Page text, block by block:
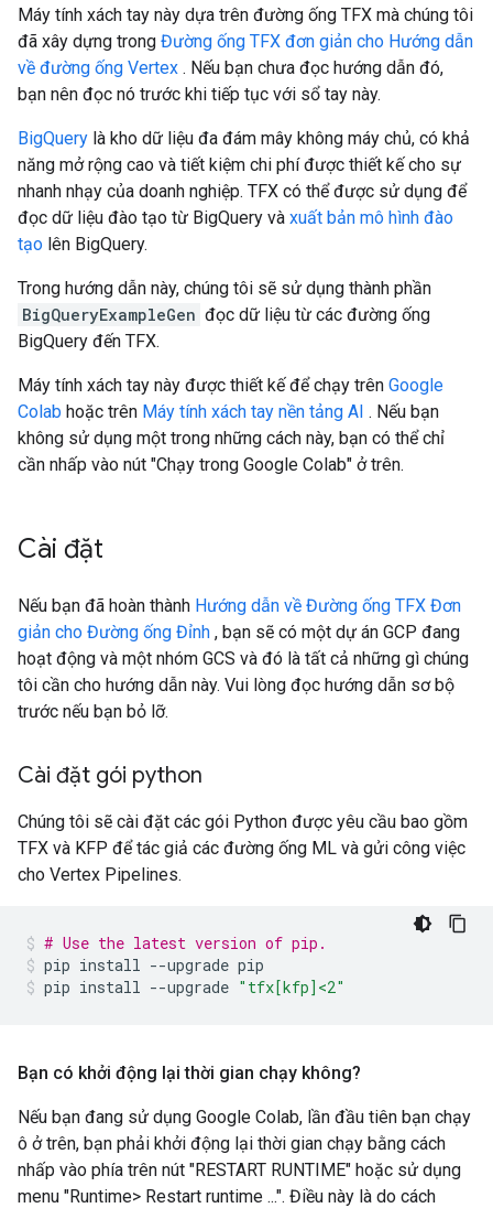
Máy tính xách tay này dựa trên đường ống TFX mà chúng tôi
đã xây dựng trong Đường ống TFX đơn giản cho Hướng dẫn
về đường ống Vertex . Nếu bạn chưa đọc hướng dẫn đó,
bạn nên đọc nó trước khi tiếp tục với sổ tay này.
BigQuery là kho dữ liệu đa đám mây không máy chủ, có khả
năng mở rộng cao và tiết kiệm chi phí được thiết kế cho sự
nhanh nhạy của doanh nghiệp. TFX có thể được sử dụng để
đọc dữ liệu đào tạo từ BigQuery và xuất bản mô hình đào
tạo lên BigQuery.
Trong hướng dẫn này, chúng tôi sẽ sử dụng thành phần
BigQueryExampleGen đọc dữ liệu từ các đường ống
BigQuery đến TFX.
Máy tính xách tay này được thiết kế để chạy trên Google
Colab hoặc trên Máy tính xách tay nền tảng AI . Nếu bạn
không sử dụng một trong những cách này, bạn có thể chỉ
cần nhấp vào nút "Chạy trong Google Colab" ở trên.
Cài đặt
Nếu bạn đã hoàn thành Hướng dẫn về Đường ống TFX Đơn
giản cho Đường ống Đỉnh , bạn sẽ có một dự án GCP đang
hoạt động và một nhóm GCS và đó là tất cả những gì chúng
tôi cần cho hướng dẫn này. Vui lòng đọc hướng dẫn sơ bộ
trước nếu bạn bỏ lỡ.
Cài đặt gói python
Chúng tôi sẽ cài đặt các gói Python được yêu cầu bao gồm
TFX và KFP để tác giả các đường ống ML và gửi công việc
cho Vertex Pipelines.
# Use the latest version of pip.
pip install --upgrade pip
pip install --upgrade "tfx[kfp]<2"
Bạn có khởi động lại thời gian chạy không?
Nếu bạn đang sử dụng Google Colab, lần đầu tiên bạn chạy
ô ở trên, bạn phải khởi động lại thời gian chạy bằng cách
nhấp vào phía trên nút "RESTART RUNTIME" hoặc sử dụng
menu "Runtime> Restart runtime ...". Điều này là do cách